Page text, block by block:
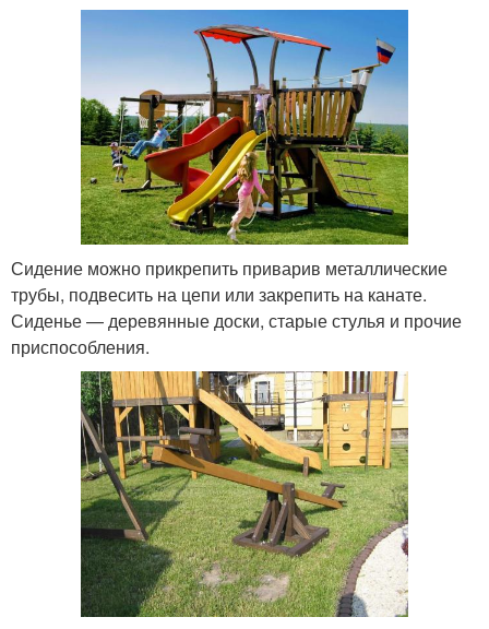
Сидение можно прикрепить приварив металлические
трубы, подвесить на цепи или закрепить на канате.
Сиденье — деревянные доски, старые стулья и прочие
приспособления.